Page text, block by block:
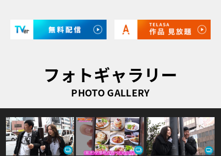
フォトギャラリー
PHOTO GALLERY